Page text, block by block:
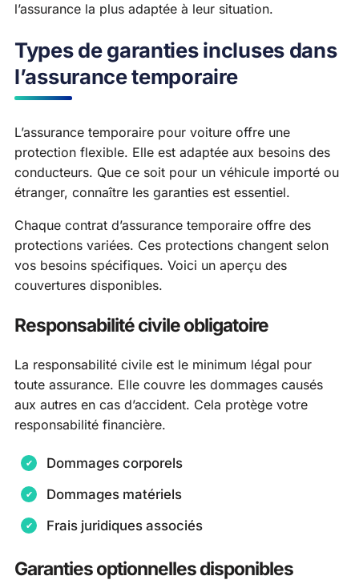
l’assurance la plus adaptée à leur situation.
Types de garanties incluses dans
l’assurance temporaire
L’assurance temporaire pour voiture offre une
protection flexible. Elle est adaptée aux besoins des
conducteurs. Que ce soit pour un véhicule importé ou
étranger, connaître les garanties est essentiel.
Chaque contrat d’assurance temporaire offre des
protections variées. Ces protections changent selon
vos besoins spécifiques. Voici un aperçu des
couvertures disponibles.
Responsabilité civile obligatoire
La responsabilité civile est le minimum légal pour
toute assurance. Elle couvre les dommages causés
aux autres en cas d’accident. Cela protège votre
responsabilité financière.
Dommages corporels
Dommages matériels
Frais juridiques associés
Garanties optionnelles disponibles